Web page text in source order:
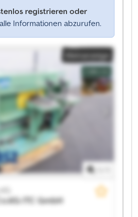
registrieren oder
Informationen abzurufen.
Kleinanzeige
ITC GmbH